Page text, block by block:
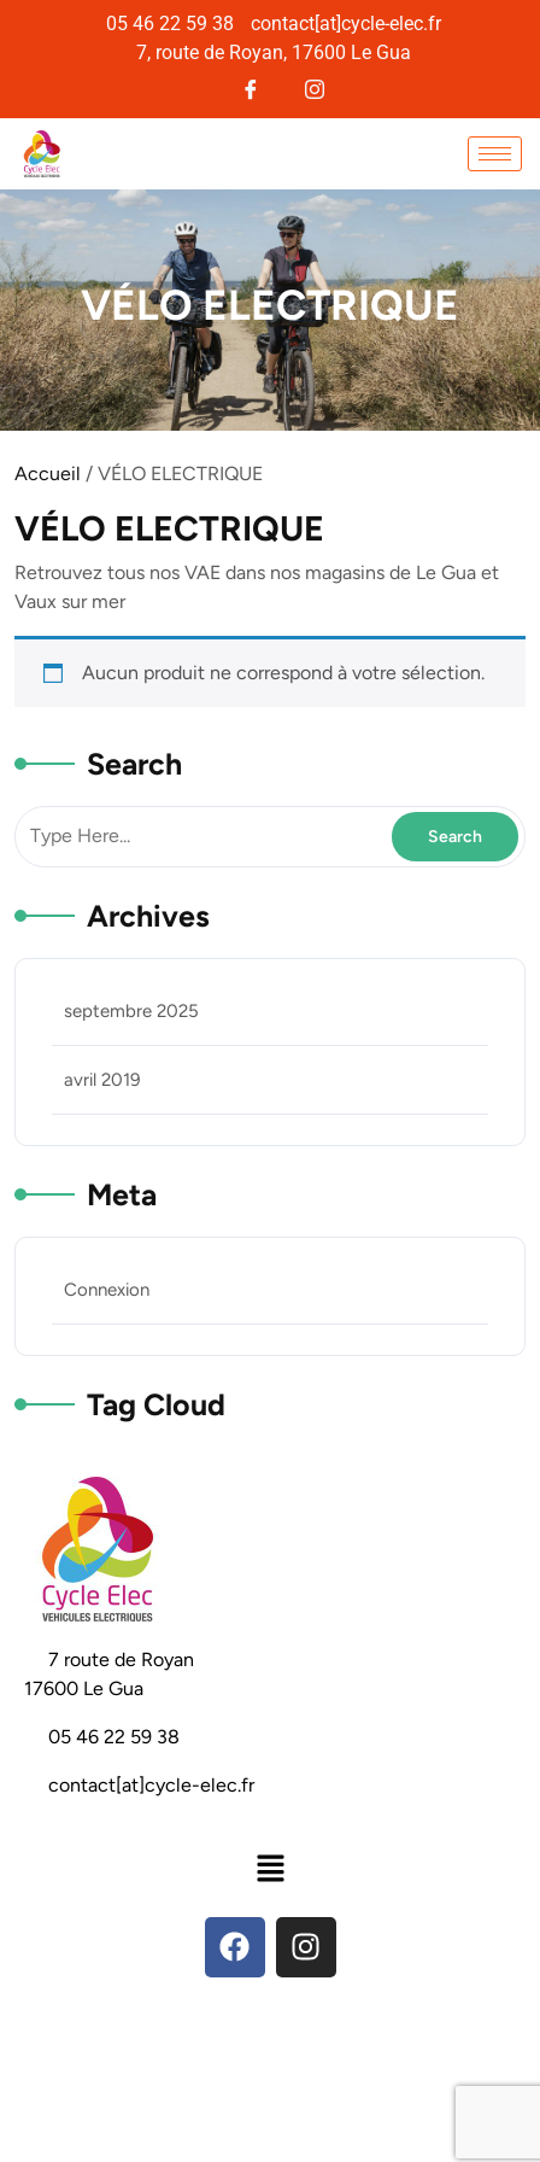
05 46 22 59 38
contact[at]cycle-elec.fr
7, route de Royan, 17600 Le Gua
VÉLO ELECTRIQUE
Accueil / VÉLO ELECTRIQUE
VÉLO ELECTRIQUE
Retrouvez tous nos VAE dans nos magasins de Le Gua et
Vaux sur mer
Aucun produit ne correspond à votre sélection.
Search
Archives
septembre 2025
avril 2019
Meta
Connexion
Tag Cloud
7 route de Royan
17600 Le Gua
05 46 22 59 38
contact[at]cycle-elec.fr